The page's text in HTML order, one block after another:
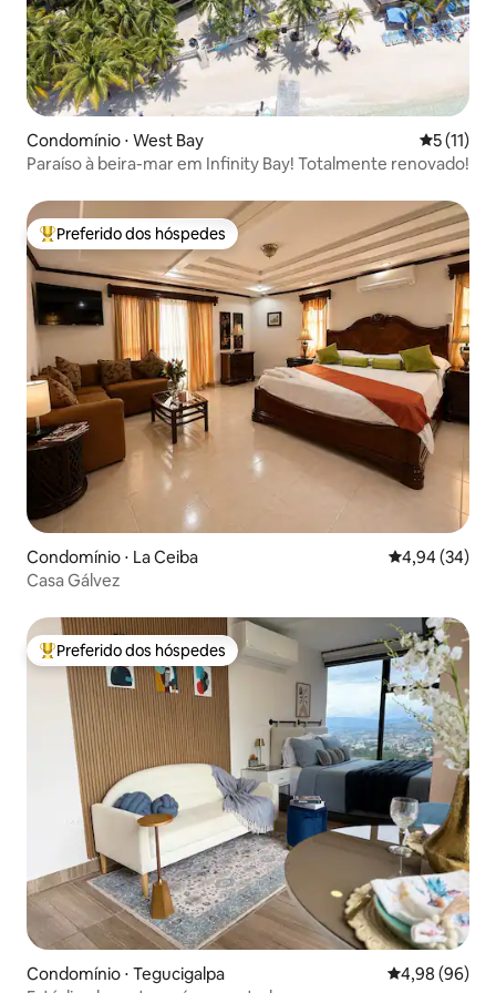
Condomínio ⋅ West Bay 5 de uma
5 (11)
Paraíso à beira-mar em Infinity Bay! Totalmente renovado!
Entre os melhores preferidos dos hóspedes
Preferido dos hóspedes
Condomínio ⋅ La Ceiba 4,94 de uma
4,94 (34)
Casa Gálvez
Entre os melhores preferidos dos hóspedes
Preferido dos hóspedes
Condomínio ⋅ Tegucigalpa 4,98 de uma
4,98 (96)